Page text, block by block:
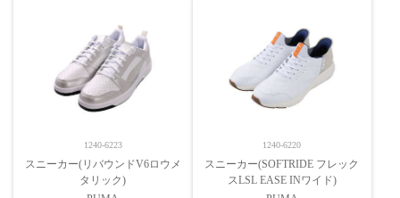
1240-6223
スニーカー(リバウンドV6ロウメ
タリック)
1240-6220
スニーカー(SOFTRIDE フレック
スLSL EASE INワイド)